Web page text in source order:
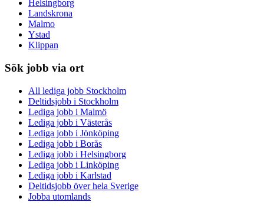
Helsingborg
Landskrona
Malmo
Ystad
Klippan
Sök jobb via ort
All lediga jobb Stockholm
Deltidsjobb i Stockholm
Lediga jobb i Malmö
Lediga jobb i Västerås
Lediga jobb i Jönköping
Lediga jobb i Borås
Lediga jobb i Helsingborg
Lediga jobb i Linköping
Lediga jobb i Karlstad
Deltidsjobb över hela Sverige
Jobba utomlands